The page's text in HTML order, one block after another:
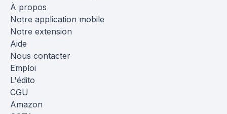
À propos
Notre application mobile
Notre extension
Aide
Nous contacter
Emploi
L'édito
CGU
Amazon